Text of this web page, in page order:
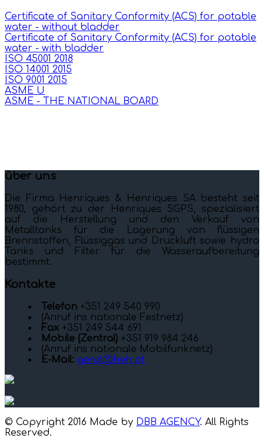
Certificate of Sanitary Conformity (ACS) for potable
water - without bladder
Certificate of Sanitary Conformity (ACS) for potable
water - with bladder
ISO 45001 2018
ISO 14001 2015
ISO 9001 2015
ASME U
ASME - THE NATIONAL BOARD
über uns
Die Firma Henriques & Henriques SA besteht seit
1980, gehört zu der Henriques SGPS, spezialisiert
auf die Herstellung und den Verkauf von
Metalltanks für die Lagerung von flüssigen
Brennstoffen, Flüssiggas und Druckluft sowie hydro
Tanks und Filter für die Wasseraufbereitung
bestimmt.
Kontakte
Telefon +351 249 540 990
(Anruf ins nationale Festnetz)
Fax +351 249 544 691
Mobile (Zentral) +351 919 984 246
(Anruf ins nationale Mobilfunknetz)
E-Mail: geral@heh.pt
© Copyright 2016 Made by DBB AGENCY. All Rights
Reserved.